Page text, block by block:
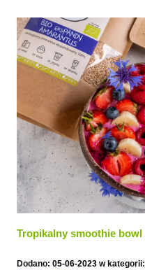
Tropikalny smoothie bowl
Dodano: 05-06-2023 w kategorii: